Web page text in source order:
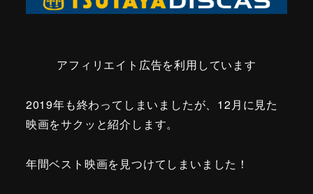
アフィリエイト広告を利用しています
2019年も終わってしまいましたが、12月に見た
映画をサクッと紹介します。
年間ベスト映画を見つけてしまいました！